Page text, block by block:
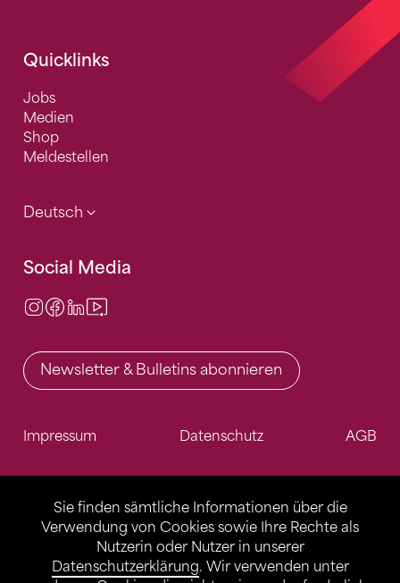
Sie finden sämtliche Informationen über die
Verwendung von Cookies sowie Ihre Rechte als
Nutzerin oder Nutzer in unserer
Datenschutzerklärung. Wir verwenden unter
Quicklinks
Jobs
Medien
Shop
Meldestellen
Deutsch
Social Media
Instagram
Facebook
LinkedIn
Newsletter & Bulletins abonnieren
Impressum Datenschutz AGB